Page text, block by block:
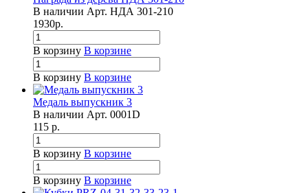
В наличии Арт. НДА 301-210
1930р.
В корзину В корзине
В корзину В корзине
Медаль выпускник 3
В наличии Арт. 0001D
115 р.
В корзину В корзине
В корзину В корзине